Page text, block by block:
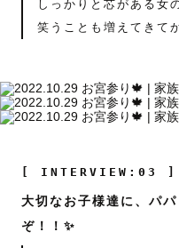
しっかりと芯がある女
笑うことも増えてきて
[ INTERVIEW:03 ]
大切なお子様達に、パ
ぞ！！✨